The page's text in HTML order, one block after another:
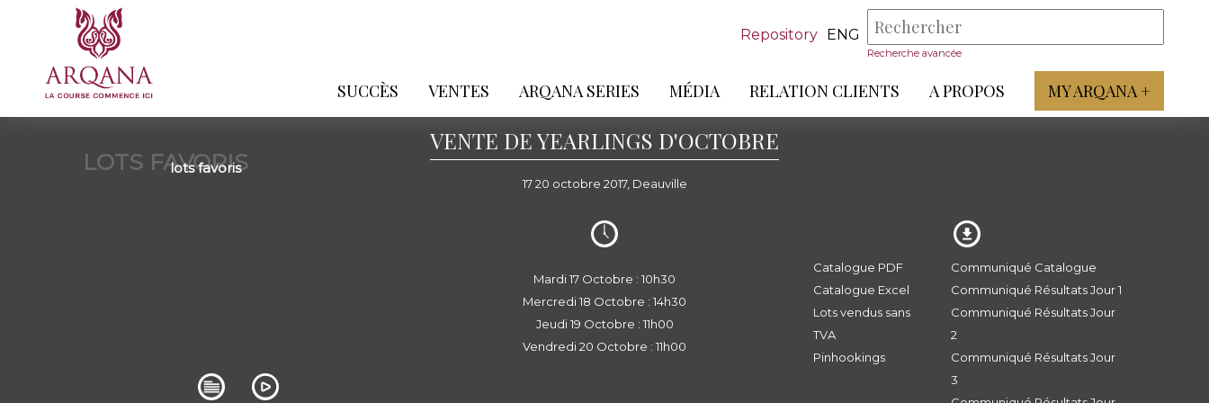
Repository ENG
Recherche avancée
SUCCÈS VENTES ARQANA SERIES MÉDIA RELATION CLIENTS A PROPOS MY ARQANA +
LOTS FAVORIS
lots favoris
VENTE DE YEARLINGS D'OCTOBRE
17 20 octobre 2017, Deauville
Mardi 17 Octobre : 10h30
Mercredi 18 Octobre : 14h30
Jeudi 19 Octobre : 11h00
Vendredi 20 Octobre : 11h00
Catalogue PDF
Catalogue Excel
Lots vendus sans
TVA
Pinhookings
Communiqué Catalogue
Communiqué Résultats Jour 1
Communiqué Résultats Jour
2
Communiqué Résultats Jour
3